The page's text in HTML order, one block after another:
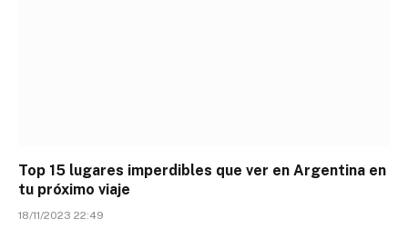
Top 15 lugares imperdibles que ver en Argentina en
tu próximo viaje
18/11/2023 22:49